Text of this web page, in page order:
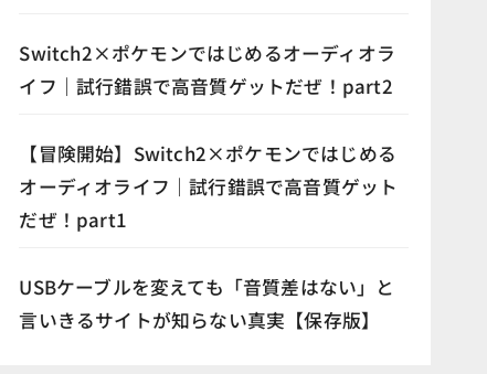
Switch2×ポケモンではじめるオーディオラ
イフ｜試行錯誤で高音質ゲットだぜ！part2
【冒険開始】Switch2×ポケモンではじめる
オーディオライフ｜試行錯誤で高音質ゲット
だぜ！part1
USBケーブルを変えても「音質差はない」と
言いきるサイトが知らない真実【保存版】